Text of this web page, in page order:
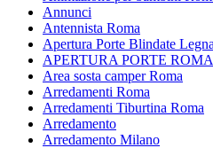
Annunci
Antennista Roma
Apertura Porte Blindate
APERTURA PORTE ROMA
Area sosta camper Roma
Arredamenti Roma
Arredamenti Tiburtina Roma
Arredamento
Arredamento Milano